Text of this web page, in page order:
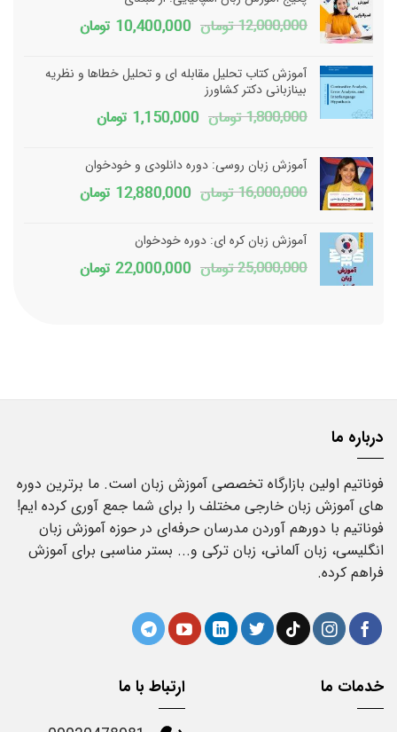
12,000,000 تومان قیمت
12,000,000 تومان
بود.
10,400,000 تومانقیمت
آموزش کتاب تحلیل مقابله ای و تحلیل خطاها و نظریه
بینازبانی دکتر کشاورز
1,800,000 تومان قیمت
1,800,000 تومان
1,150,000 تومانقیمت
آموزش زبان روسی: دوره دانلودی و خودخوان
16,000,000 تومان قیمت
12,880,000 تومانقیمت
آموزش زبان کره ای: دوره خودخوان
25,000,000 تومان قیمت
22,000,000 تومانقیمت
درباره ما
فوناتیم اولین بازارگاه تخصصی آموزش زبان است. ما برترین دوره
های آموزش زبان خارجی مختلف را برای شما جمع آوری کرده ایم!
فوناتیم با دورهم آوردن مدرسان حرفه‌ای در حوزه آموزش زبان
انگلیسی، زبان آلمانی، زبان ترکی و... بستر مناسبی برای آموزش
فراهم کرده.
خدمات ما
ارتباط با ما